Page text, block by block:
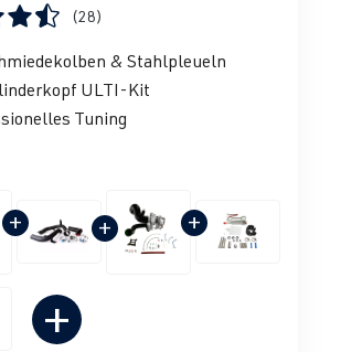
(28)
& Stahlpleueln
ULTI-Kit
Tuning
+ + +
+